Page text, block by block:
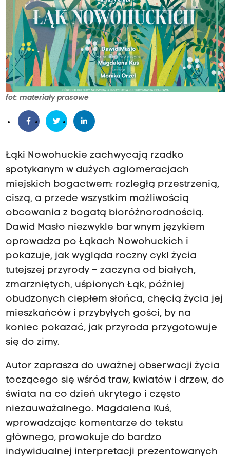
fot: materiały prasowe
Łąki Nowohuckie zachwycają rzadko
spotykanym w dużych aglomeracjach
miejskich bogactwem: rozległą przestrzenią,
ciszą, a przede wszystkim możliwością
obcowania z bogatą bioróżnorodnością.
Dawid Masło niezwykle barwnym językiem
oprowadza po Łąkach Nowohuckich i
pokazuje, jak wygląda roczny cykl życia
tutejszej przyrody – zaczyna od białych,
zmarzniętych, uśpionych Łąk, później
obudzonych ciepłem słońca, chęcią życia jej
mieszkańców i przybyłych gości, by na
koniec pokazać, jak przyroda przygotowuje
się do zimy.
Autor zaprasza do uważnej obserwacji życia
toczącego się wśród traw, kwiatów i drzew, do
świata na co dzień ukrytego i często
niezauważalnego. Magdalena Kuś,
wprowadzając komentarze do tekstu
głównego, prowokuje do bardzo
indywidualnej interpretacji prezentowanych